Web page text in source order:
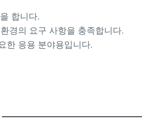
합니다.
경의 요구 사항을 충족합니다.
한 응용 분야용입니다.